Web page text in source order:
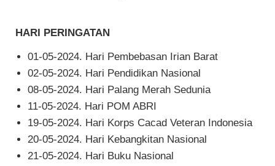
HARI PERINGATAN
01-05-2024. Hari Pembebasan Irian Barat
02-05-2024. Hari Pendidikan Nasional
08-05-2024. Hari Palang Merah Sedunia
11-05-2024. Hari POM ABRI
19-05-2024. Hari Korps Cacad Veteran Indonesia
20-05-2024. Hari Kebangkitan Nasional
21-05-2024. Hari Buku Nasional